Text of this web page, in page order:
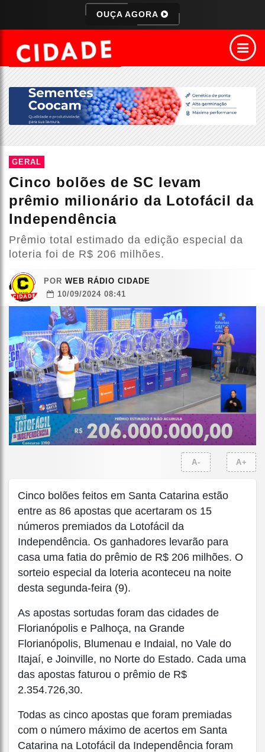
OUÇA AGORA
GERAL
Cinco bolões de SC levam
prêmio milionário da Lotofácil da
Independência
Prêmio total estimado da edição especial da
loteria foi de R$ 206 milhões.
POR WEB RÁDIO CIDADE
10/09/2024 08:41
A- A+
Cinco bolões feitos em Santa Catarina estão
entre as 86 apostas que acertaram os 15
números premiados da Lotofácil da
Independência. Os ganhadores levarão para
casa uma fatia do prêmio de R$ 206 milhões. O
sorteio especial da loteria aconteceu na noite
desta segunda-feira (9).
As apostas sortudas foram das cidades de
Florianópolis e Palhoça, na Grande
Florianópolis, Blumenau e Indaial, no Vale do
Itajaí, e Joinville, no Norte do Estado. Cada uma
das apostas faturou o prêmio de R$
2.354.726,30.
Todas as cinco apostas que foram premiadas
com o número máximo de acertos em Santa
Catarina na Lotofácil da Independência foram